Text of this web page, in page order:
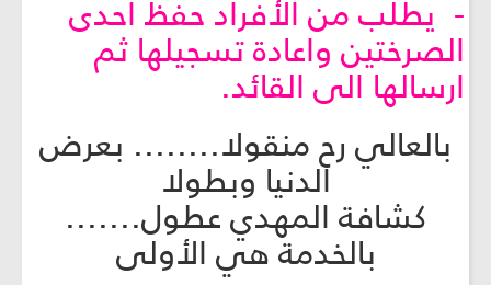
- يطلب من الأفراد حفظ احدى
الصرختين واعادة تسجيلها ثم
ارسالها الى القائد.
بالعالي رح منقولا........ بعرض
الدنيا وبطولا
كشافة المهدي عطول.......
بالخدمة هي الأولى